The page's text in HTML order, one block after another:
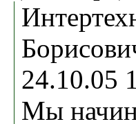
24.10.05
Мы